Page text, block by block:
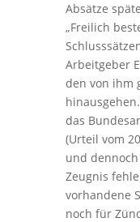
Absätze
„Freilich
Arbeitgeber
den von ihm
das
(Urteil vom
und
Zeugnis
vorhandene
noch für